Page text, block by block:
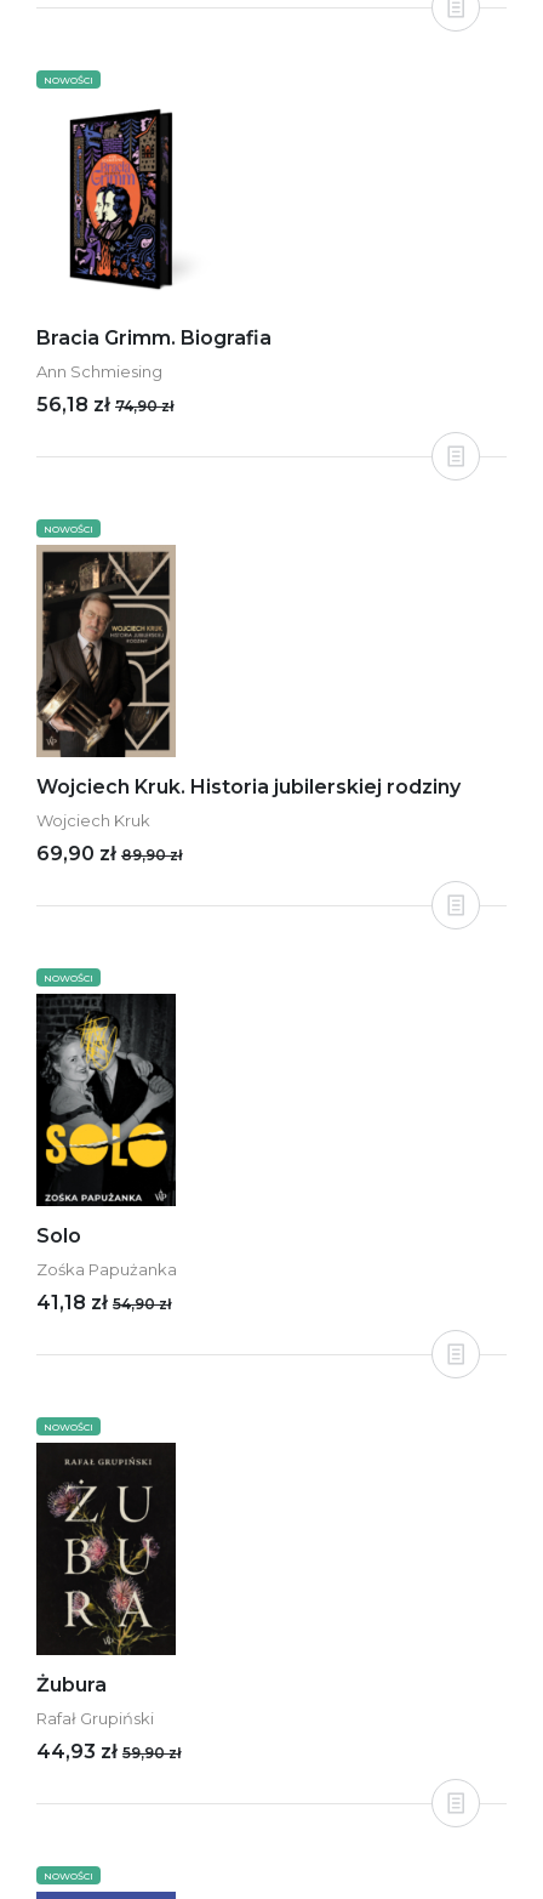
NOWOŚCI
Bracia Grimm. Biografia
Ann Schmiesing
56,18 zł 74,90 zł
NOWOŚCI
Wojciech Kruk. Historia jubilerskiej rodziny
Wojciech Kruk
69,90 zł 89,90 zł
NOWOŚCI
Solo
Zośka Papużanka
41,18 zł 54,90 zł
NOWOŚCI
Żubura
Rafał Grupiński
44,93 zł 59,90 zł
NOWOŚCI